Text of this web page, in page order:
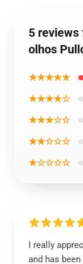
5 reviews
olhos
★★★★★
★★★★☆
★★★☆☆
★★☆☆☆
★☆☆☆☆
I really
and has